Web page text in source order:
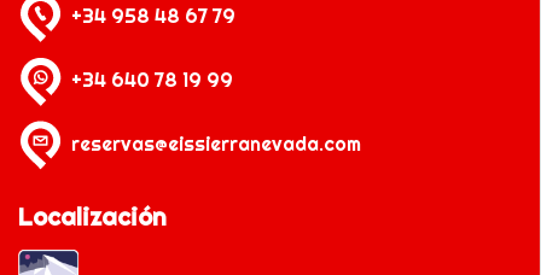
+34 958 48 67 79
+34 640 78 19 99
reservas@eissierranevada.com
Localización